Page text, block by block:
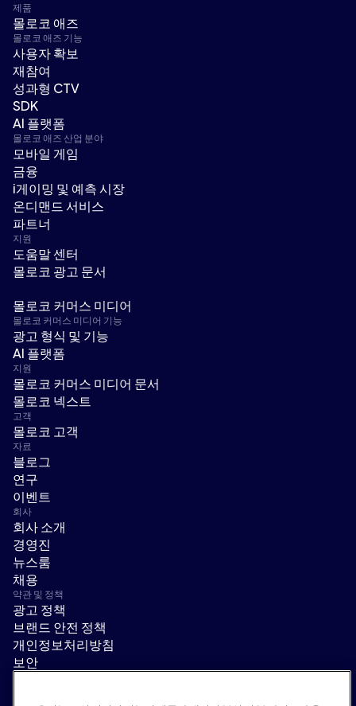
제품
몰로코 애즈
몰로코 애즈 기능
사용자 확보
재참여
성과형 CTV
SDK
AI 플랫폼
몰로코 애즈 산업 분야
모바일 게임
금융
i게이밍 및 예측 시장
온디맨드 서비스
파트너
지원
도움말 센터
몰로코 광고 문서
몰로코 커머스 미디어
몰로코 커머스 미디어 기능
광고 형식 및 기능
AI 플랫폼
지원
몰로코 커머스 미디어 문서
몰로코 넥스트
고객
몰로코 고객
자료
블로그
연구
이벤트
회사
회사 소개
경영진
뉴스룸
채용
약관 및 정책
광고 정책
브랜드 안전 정책
개인정보처리방침
보안